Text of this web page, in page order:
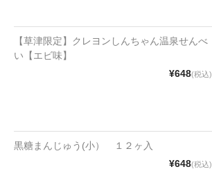
【草津限定】クレヨンしんちゃん温泉せんべ
い【エビ味】
¥648(税込)
黒糖まんじゅう(小） １２ヶ入
¥648(税込)